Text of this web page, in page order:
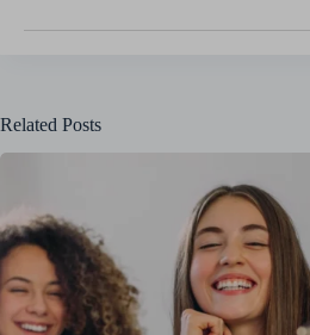
Related Posts